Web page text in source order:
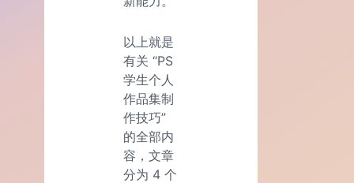
以上就是
有关 “PS
学生个人
作品集制
作技巧”
的全部内
容，文章
分为 4 个